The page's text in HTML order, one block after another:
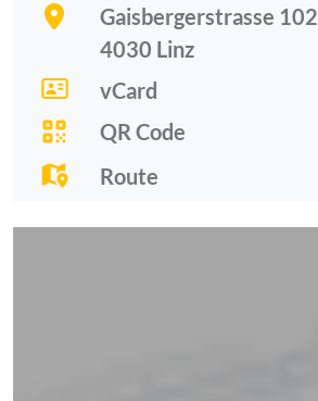
Gaisbergerstrasse 102
4030 Linz
vCard
QR Code
Route